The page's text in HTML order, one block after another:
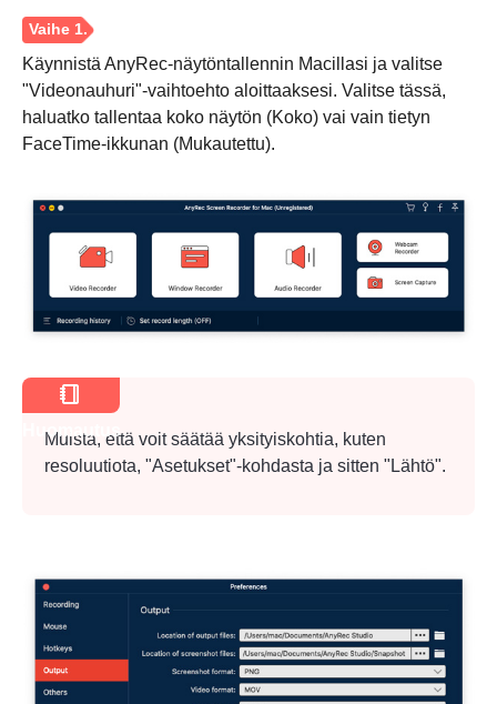
Käynnistä AnyRec-näytöntallennin Macillasi ja valitse
"Videonauhuri"-vaihtoehto aloittaaksesi. Valitse tässä,
haluatko tallentaa koko näytön (Koko) vai vain tietyn
FaceTime-ikkunan (Mukautettu).
Huomautus
Muista, että voit säätää yksityiskohtia, kuten
resoluutiota, "Asetukset"-kohdasta ja sitten "Lähtö".